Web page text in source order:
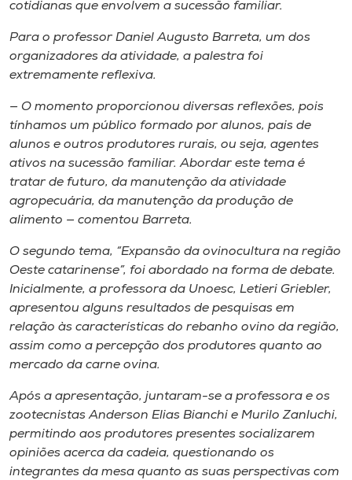
cotidianas que envolvem a sucessão familiar.
Para o professor Daniel Augusto Barreta, um dos
organizadores da atividade, a palestra foi
extremamente reflexiva.
— O momento proporcionou diversas reflexões, pois
tínhamos um público formado por alunos, pais de
alunos e outros produtores rurais, ou seja, agentes
ativos na sucessão familiar. Abordar este tema é
tratar de futuro, da manutenção da atividade
agropecuária, da manutenção da produção de
alimento — comentou Barreta.
O segundo tema, “Expansão da ovinocultura na região
Oeste catarinense”, foi abordado na forma de debate.
Inicialmente, a professora da Unoesc, Letieri Griebler,
apresentou alguns resultados de pesquisas em
relação às características do rebanho ovino da região,
assim como a percepção dos produtores quanto ao
mercado da carne ovina.
Após a apresentação, juntaram-se a professora e os
zootecnistas Anderson Elias Bianchi e Murilo Zanluchi,
permitindo aos produtores presentes socializarem
opiniões acerca da cadeia, questionando os
integrantes da mesa quanto as suas perspectivas com